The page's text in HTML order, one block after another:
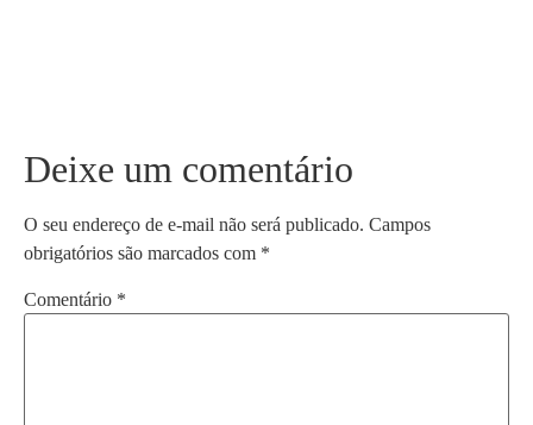
Deixe um comentário
O seu endereço de e-mail não será publicado. Campos
obrigatórios são marcados com *
Comentário *